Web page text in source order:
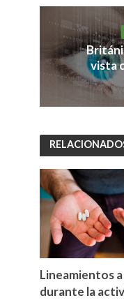
vista
Lineamientos
durante la